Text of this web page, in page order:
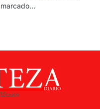
marcado…